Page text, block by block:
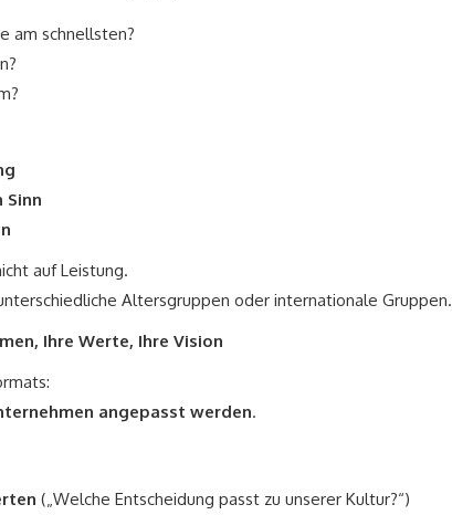
am schnellsten?
Sinn
auf Leistung.
Altersgruppen oder internationale Gruppen.
Ihre Werte, Ihre Vision
angepasst werden.
(„Welche Entscheidung passt zu unserer Kultur?“)